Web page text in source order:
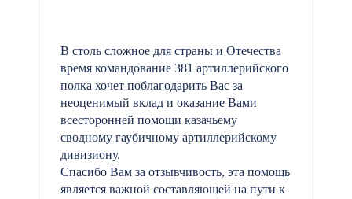
В столь сложное для страны и Отечества
время командование 381 артиллерийского
полка хочет поблагодарить Вас за
неоценимый вклад и оказание Вами
всесторонней помощи казачьему
сводному гаубичному артиллерийскому
дивизиону.
Спасибо Вам за отзывчивость, эта помощь
является важной составляющей на пути к